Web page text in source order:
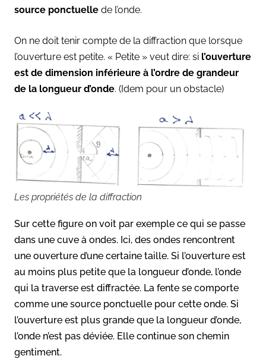
source ponctuelle de l’onde.
On ne doit tenir compte de la diffraction que lorsque
l’ouverture est petite. « Petite » veut dire: si l’ouverture
est de dimension inférieure à l’ordre de grandeur
de la longueur d’onde. (Idem pour un obstacle)
Les propriétés de la diffraction
Sur cette figure on voit par exemple ce qui se passe
dans une cuve à ondes. Ici, des ondes rencontrent
une ouverture d’une certaine taille. Si l’ouverture est
au moins plus petite que la longueur d’onde, l’onde
qui la traverse est diffractée. La fente se comporte
comme une source ponctuelle pour cette onde. Si
l’ouverture est plus grande que la longueur d’onde,
l’onde n’est pas déviée. Elle continue son chemin
gentiment.